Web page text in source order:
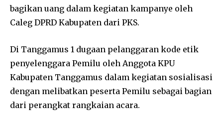
bagikan uang dalam kegiatan kampanye oleh
Caleg DPRD Kabupaten dari PKS.
Di Tanggamus 1 dugaan pelanggaran kode etik
penyelenggara Pemilu oleh Anggota KPU
Kabupaten Tanggamus dalam kegiatan sosialisasi
dengan melibatkan peserta Pemilu sebagai bagian
dari perangkat rangkaian acara.